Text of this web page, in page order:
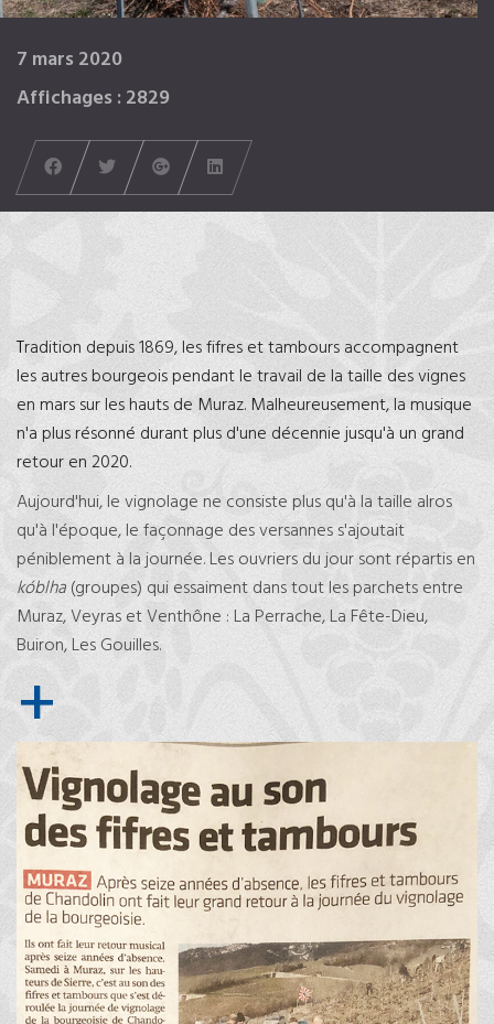
7 mars 2020
Affichages : 2829
Tradition depuis 1869, les fifres et tambours accompagnent
les autres bourgeois pendant le travail de la taille des vignes
en mars sur les hauts de Muraz. Malheureusement, la musique
n'a plus résonné durant plus d'une décennie jusqu'à un grand
retour en 2020.
Aujourd'hui, le vignolage ne consiste plus qu'à la taille alros
qu'à l'époque, le façonnage des versannes s'ajoutait
péniblement à la journée. Les ouvriers du jour sont répartis en
kóblha(groupes) qui essaiment dans tout les parchets entre
Muraz, Veyras et Venthône : La Perrache, La Fête-Dieu,
Buiron, Les Gouilles.
+